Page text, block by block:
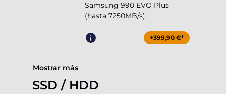
Samsung 990 EVO Plus
(hasta 7250MB/s)
+399,90 €*
Mostrar más
SSD / HDD